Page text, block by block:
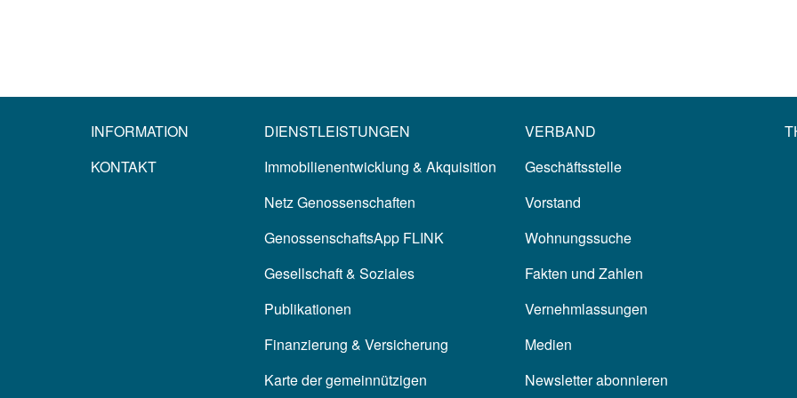
INFORMATION
KONTAKT
DIENSTLEISTUNGEN
Immobilienentwicklung & Akquisition
Netz Genossenschaften
GenossenschaftsApp FLINK
Gesellschaft & Soziales
Publikationen
Finanzierung & Versicherung
Karte der gemeinnützigen
VERBAND
Geschäftsstelle
Vorstand
Wohnungssuche
Fakten und Zahlen
Vernehmlassungen
Medien
Newsletter abonnieren